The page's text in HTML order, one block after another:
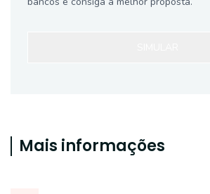
Mais informações